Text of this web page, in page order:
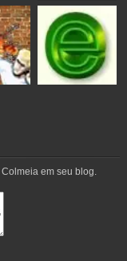
em seu blog.